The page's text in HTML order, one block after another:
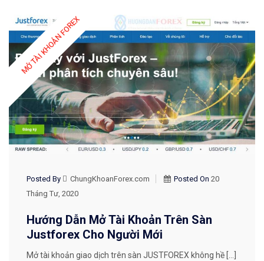
MỞ TÀI KHOẢN FOREX
Posted By ChungKhoanForex.com Posted On 20
Tháng Tư, 2020
Hướng Dẫn Mở Tài Khoản Trên Sàn
Justforex Cho Người Mới
Mở tài khoản giao dịch trên sàn JUSTFOREX không hề […]